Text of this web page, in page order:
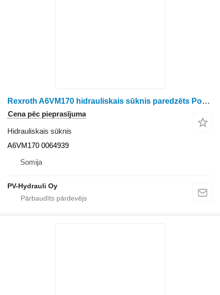
Rexroth A6VM170 hidrauliskais sūknis paredzēts Ponsse meža izstrādāšanas tehnikas
Cena pēc pieprasījuma
Hidrauliskais sūknis
A6VM170 0064939
Somija
PV-Hydrauli Oy